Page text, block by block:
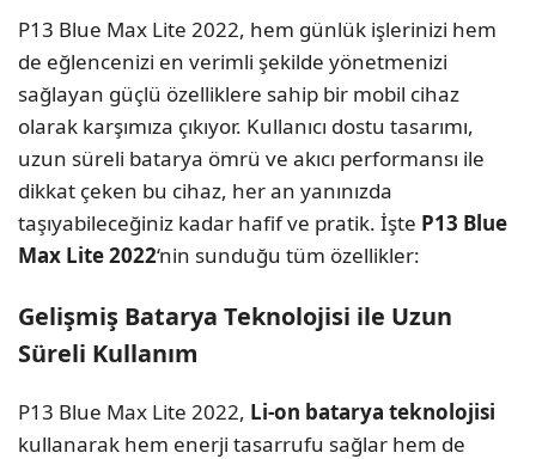
P13 Blue Max Lite 2022, hem günlük işlerinizi hem
de eğlencenizi en verimli şekilde yönetmenizi
sağlayan güçlü özelliklere sahip bir mobil cihaz
olarak karşımıza çıkıyor. Kullanıcı dostu tasarımı,
uzun süreli batarya ömrü ve akıcı performansı ile
dikkat çeken bu cihaz, her an yanınızda
taşıyabileceğiniz kadar hafif ve pratik. İşte P13 Blue
Max Lite 2022‘nin sunduğu tüm özellikler:
Gelişmiş Batarya Teknolojisi ile Uzun
Süreli Kullanım
P13 Blue Max Lite 2022, Li-on batarya teknolojisi
kullanarak hem enerji tasarrufu sağlar hem de